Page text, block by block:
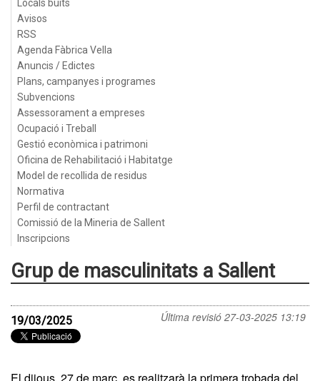
Locals buits
Avisos
RSS
Agenda Fàbrica Vella
Anuncis / Edictes
Plans, campanyes i programes
Subvencions
Assessorament a empreses
Ocupació i Treball
Gestió econòmica i patrimoni
Oficina de Rehabilitació i Habitatge
Model de recollida de residus
Normativa
Perfil de contractant
Comissió de la Mineria de Sallent
Inscripcions
Grup de masculinitats a Sallent
Última revisió 27-03-2025 13:19
19/03/2025